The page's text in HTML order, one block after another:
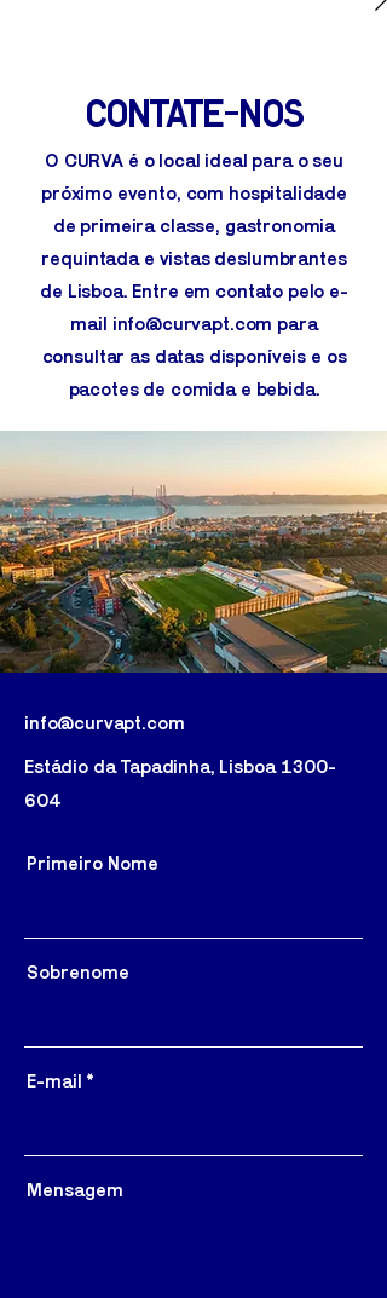
Contate-nos
O CURVA é o local ideal para o seu
próximo evento, com hospitalidade
de primeira classe, gastronomia
requintada e vistas deslumbrantes
de Lisboa. Entre em contato pelo e-
mail info@curvapt.com para
consultar as datas disponíveis e os
pacotes de comida e bebida.
info@curvapt.com
Estádio da Tapadinha, Lisboa 1300-
604
Primeiro Nome
Sobrenome
E-mail
Mensagem